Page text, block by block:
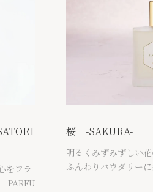
をフラ
PARFU
桜 -SAKURA-
明るくみずみずしい
ふんわりパウダリーに